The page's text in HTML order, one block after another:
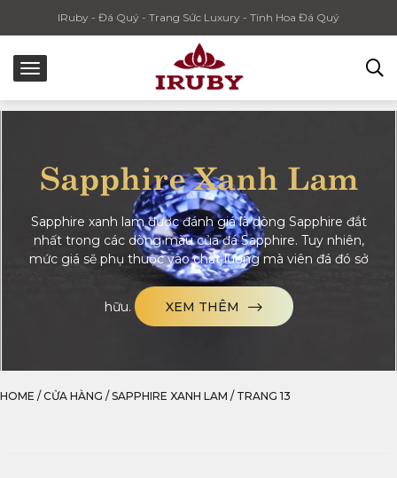
IRuby - Đá Quý - Trang Sức Luxury - Tinh Hoa Đá Quý
Sapphire Xanh Lam
Sapphire xanh lam được đánh giá là dòng Sapphire đắt
nhất trong các dòng màu của đá Sapphire. Tuy nhiên,
mức giá sẽ phụ thuộc vào chất lượng mà viên đá đó sở
hữu. XEM THÊM
HOME / CỬA HÀNG / SAPPHIRE XANH LAM / TRANG 13